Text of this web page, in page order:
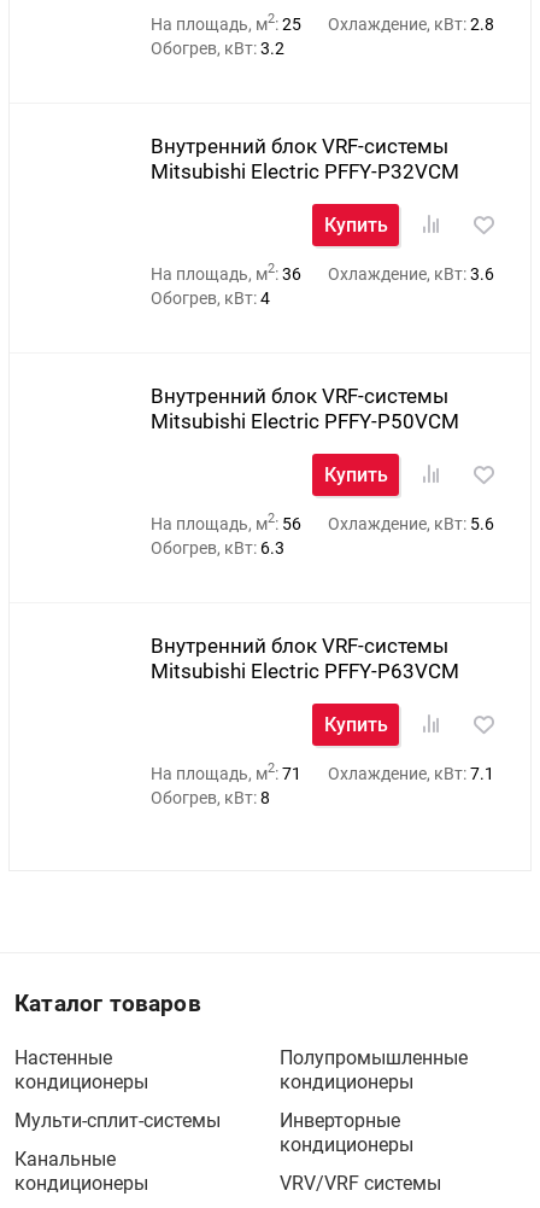
На площадь, м2:25 Охлаждение, кВт:2.8
Обогрев, кВт:3.2
Внутренний блок VRF-системы
Mitsubishi Electric PFFY-P32VCM
Купить
На площадь, м2:36 Охлаждение, кВт:3.6
Обогрев, кВт:4
Внутренний блок VRF-системы
Mitsubishi Electric PFFY-P50VCM
Купить
На площадь, м2: 56 Охлаждение, кВт: 5.6
Обогрев, кВт: 6.3
Внутренний блок VRF-системы
Mitsubishi Electric PFFY-P63VCM
Купить
На площадь, м2:71 Охлаждение, кВт:7.1
Обогрев, кВт:8
Каталог товаров
Настенные
кондиционеры
Мульти-сплит-системы
Канальные
кондиционеры
Полупромышленные
кондиционеры
Инверторные
кондиционеры
VRV/VRF системы